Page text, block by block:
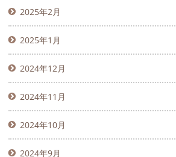
2025年2月
2025年1月
2024年12月
2024年11月
2024年10月
2024年9月